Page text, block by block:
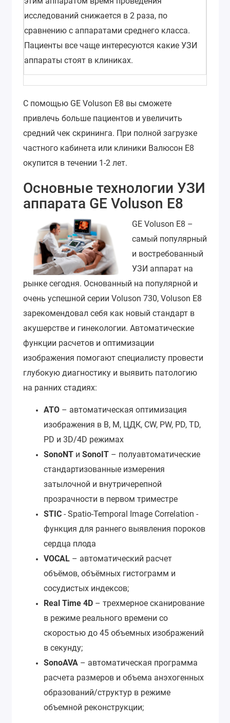
исследований снижается в 2 раза, по
сравнению с аппаратами среднего класса.
Пациенты все чаще интересуются какие УЗИ
аппараты стоят в клиниках.
С помощью GE Voluson E8 вы сможете
привлечь больше пациентов и увеличить
средний чек скрининга. При полной загрузке
частного кабинета или клиники Валюсон E8
окупится в течении 1-2 лет.
Основные технологии УЗИ
аппарата GE Voluson E8
GE Voluson E8 –
самый популярный
и востребованный
УЗИ аппарат на
рынке сегодня. Основанный на популярной и
очень успешной серии Voluson 730, Voluson E8
зарекомендовал себя как новый стандарт в
акушерстве и гинекологии. Автоматические
функции расчетов и оптимизации
изображения помогают специалисту провести
глубокую диагностику и выявить патологию
на ранних стадиях:
АТО – автоматическая оптимизация
изображения в B, M, ЦДК, CW, PW, PD, TD,
PD и 3D/4D режимах
SonoNT и SonoIT – полуавтоматические
стандартизованные измерения
затылочной и внутричерепной
прозрачности в первом триместре
STIC - Spatio-Temporal Image Correlation -
функция для раннего выявления пороков
сердца плода
VOCAL – автоматический расчет
объёмов, объёмных гистограмм и
сосудистых индексов;
Real Time 4D – трехмерное сканирование
в режиме реального времени со
скоростью до 45 объемных изображений
в секунду;
SonoAVA – автоматическая программа
расчета размеров и объема анэхогенных
образований/структур в режиме
объемной реконструкции;